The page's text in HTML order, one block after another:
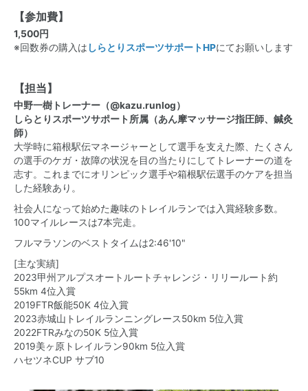
【参加費】
1,500円
※回数券の購入は しらとりスポーツサポートHPにてお願いします
【担当】
中野一樹トレーナー（@kazu.runlog）
しらとりスポーツサポート所属（あん摩マッサージ指圧師、鍼灸
師）
大学時に箱根駅伝マネージャーとして選手を支えた際、たくさん
の選手のケガ・故障の状況を目の当たりにしてトレーナーの道を
志す。これまでにオリンピック選手や箱根駅伝選手のケアを担当
した経験あり。
社会人になって始めた趣味のトレイルランでは入賞経験多数。
100マイルレースは7本完走。
フルマラソンのベストタイムは2:46'10"
[主な実績]
2023甲州アルプスオートルートチャレンジ・リリールート約
55km 4位入賞
2019FTR飯能50K 4位入賞
2023赤城山トレイルランニングレース50km 5位入賞
2022FTRみなの50K 5位入賞
2019美ヶ原トレイルラン90km 5位入賞
ハセツネCUP サブ10